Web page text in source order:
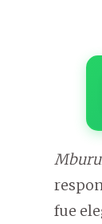
fue